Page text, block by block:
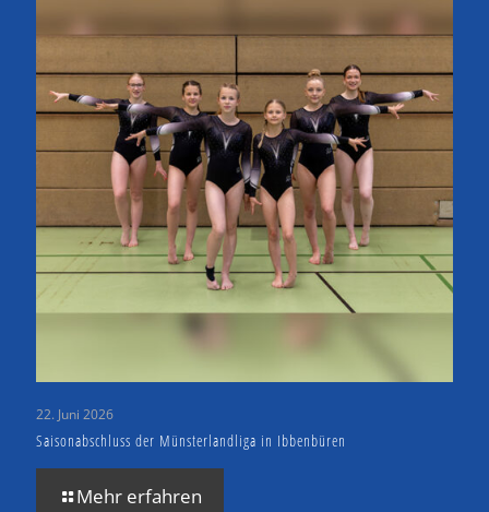
22. Juni 2026
Saisonabschluss der Münsterlandliga in Ibbenbüren
Mehr erfahren